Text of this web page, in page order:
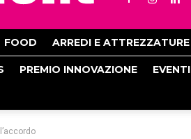
FOOD ARREDI E ATTREZZATURE
PREMIO INNOVAZIONE EVENTI